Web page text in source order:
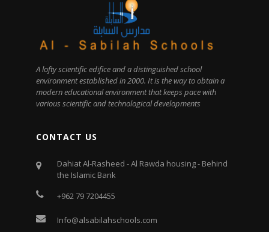
A lofty scientific edifice and a distinguished school
environment established in 2000. It is the way to obtain a
modern educational environment that keeps pace with
various scientific and technological developments
CONTACT US
Dahiat Al-Rasheed - Al Rawda housing - Behind
the Islamic Bank
+962 79 7204455
Info@alsabilahschools.com